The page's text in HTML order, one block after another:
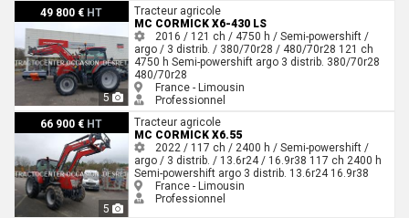
49 800 € HT
5
Mc Cormick x6-430 ls
Tracteur agricole
MC CORMICK X6-430 LS
2016 / 121 ch / 4750 h / Semi-powershift /
argo / 3 distrib. / 380/70r28 / 480/70r28 121 ch
4750 h Semi-powershift argo 3 distrib. 380/70r28
480/70r28
France - Limousin
Professionnel
66 900 € HT
5
Mc Cormick x6.55
Tracteur agricole
MC CORMICK X6.55
2022 / 117 ch / 2400 h / Semi-powershift /
argo / 3 distrib. / 13.6r24 / 16.9r38 117 ch 2400 h
Semi-powershift argo 3 distrib. 13.6r24 16.9r38
France - Limousin
Professionnel